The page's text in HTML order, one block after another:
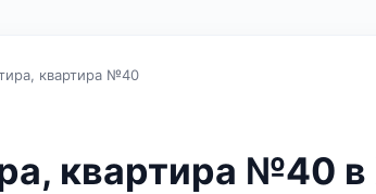
квартира №40
квартира №40